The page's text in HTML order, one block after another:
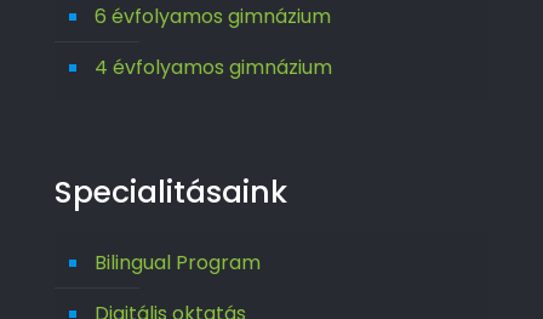
6 évfolyamos gimnázium
4 évfolyamos gimnázium
Specialitásaink
Bilingual Program
Digitális oktatás